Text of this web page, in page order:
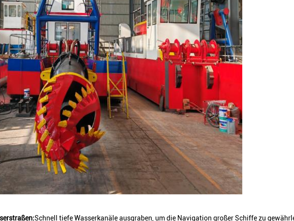
Schnell tiefe Wasserkanäle ausgraben, um die Navigation großer Schiffe zu